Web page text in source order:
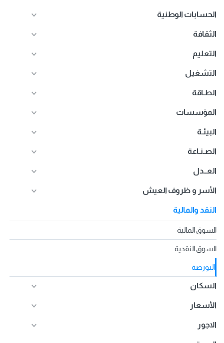
الحسابات الوطنية
الثقافة
التعليم
التشغيل
الطـاقة
المؤسسات
البيئـة
الصـنـاعة
العــدل
الأسر و ظروف العيش
النقد والمالية
السوق المالية
السوق النقدية
البورصة
السكان
الأسعار
الاجور